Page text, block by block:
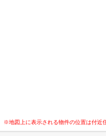
※地図上に表示される物件の位置は付近